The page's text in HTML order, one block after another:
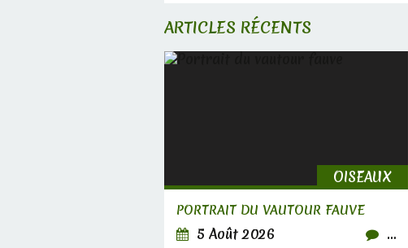
ARTICLES RÉCENTS
OISEAUX
PORTRAIT DU VAUTOUR FAUVE
5 Août 2026 …